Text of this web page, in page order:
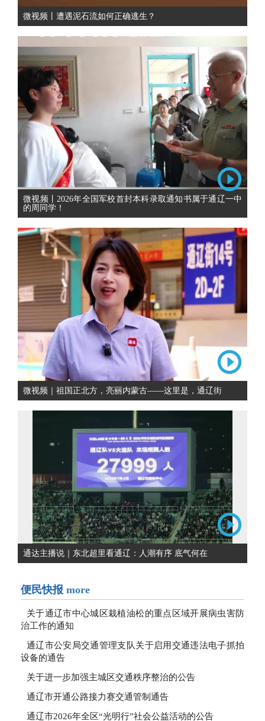
微视频丨遭遇泥石流如何正确逃生？
微视频丨2026年全国军校首封本科录取通知书属于通辽一中
的周同学！
微视频｜祖国正北方，亮丽内蒙古——这里是，通辽街
通达主播说｜东北超里看通辽：人潮有序 底气何在
便民快报 more
关于通辽市中心城区栽植油松的重点区域开展病虫害防
治工作的通知
通辽市公安局交通管理支队关于启用交通违法电子抓拍
设备的通告
关于进一步加强主城区交通秩序整治的公告
通辽市开通公路接力赛交通管制通告
通辽市2026年全区“光明行”社会公益活动的公告